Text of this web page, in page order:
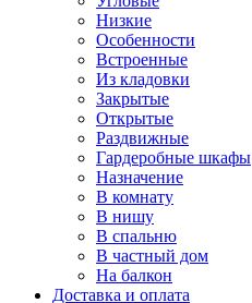
Низкие
Особенности
Встроенные
Из кладовки
Закрытые
Открытые
Раздвижные
Гардеробные шкафы
Назначение
В комнату
В нишу
В спальню
В частный дом
На балкон
Доставка и оплата